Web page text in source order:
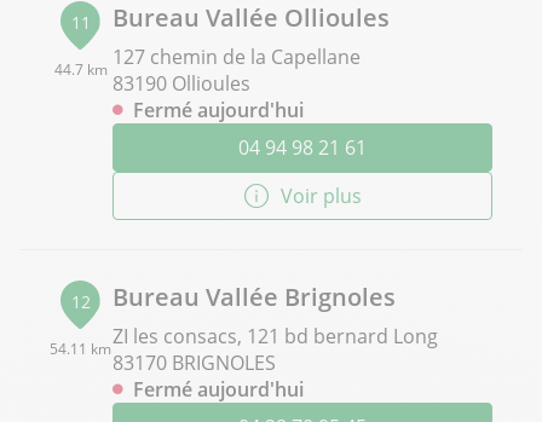
11
44.7 km
Bureau Vallée Ollioules
127 chemin de la Capellane
83190 Ollioules
Fermé aujourd'hui
04 94 98 21 61
Voir plus
12
54.11 km
Bureau Vallée Brignoles
ZI les consacs, 121 bd bernard Long
83170 BRIGNOLES
Fermé aujourd'hui